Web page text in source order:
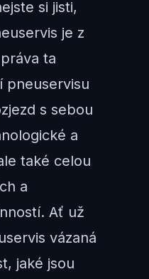
si jisti,
je z
ta
pneuservisu
s sebou
a
také celou
a
Ať už
vázaná
jaké jsou